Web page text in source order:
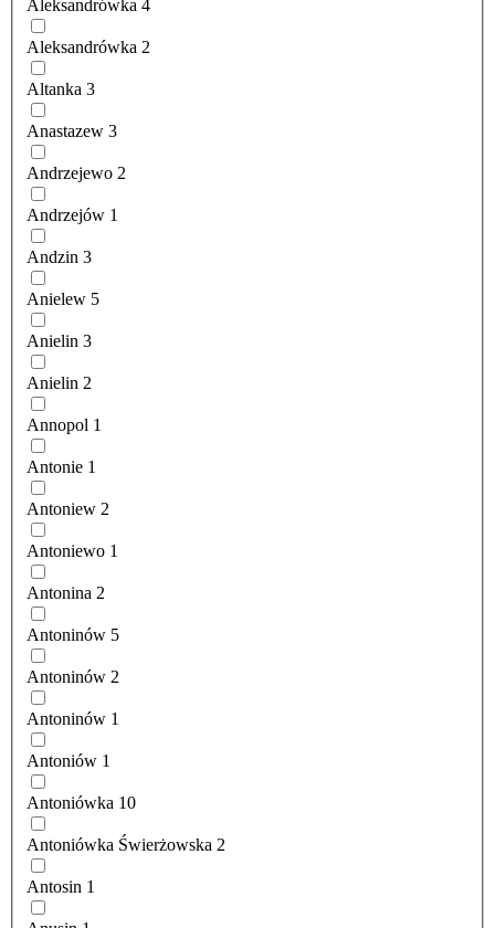
Aleksandrówka 4
Aleksandrówka 2
Altanka 3
Anastazew 3
Andrzejewo 2
Andrzejów 1
Andzin 3
Anielew 5
Anielin 3
Anielin 2
Annopol 1
Antonie 1
Antoniew 2
Antoniewo 1
Antonina 2
Antoninów 5
Antoninów 2
Antoninów 1
Antoniów 1
Antoniówka 10
Antoniówka Świerżowska 2
Antosin 1